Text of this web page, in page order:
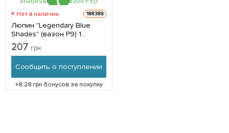
Нет в наличии 188389
Люпин "Legendary Blue
Shades" (вазон Р9) 1
саженец в упаковке
207 грн
Сообщить о поступлении
+8.28грн бонусов за покупку